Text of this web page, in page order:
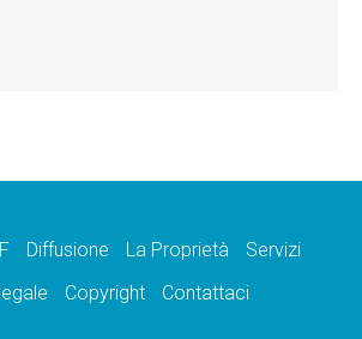
Diffusione La Proprietà
Servizi
Copyright Contattaci